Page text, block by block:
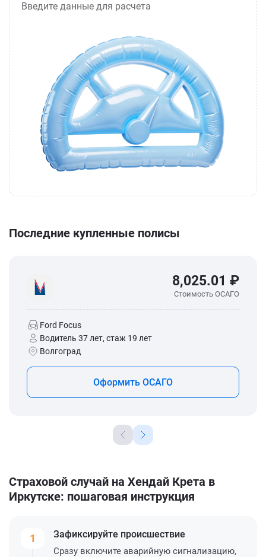
Введите данные для расчета
Последние купленные полисы
8,025.01 ₽
Стоимость ОСАГО
Ford Focus
Водитель 37 лет, стаж 19 лет
Волгоград
Оформить ОСАГО
Страховой случай на Хендай Крета в
Иркутске: пошаговая инструкция
1 Зафиксируйте происшествие
Сразу включите аварийную сигнализацию,